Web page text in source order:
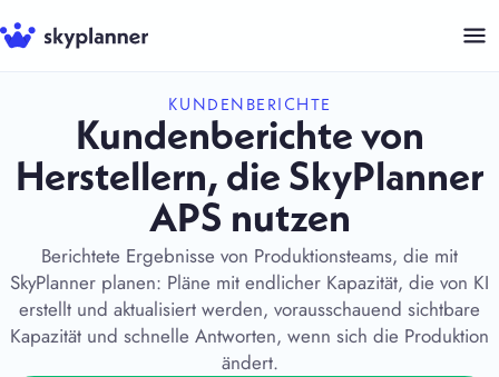
Zum
Inhalt
KUNDENBERICHTE
Kundenberichte von
Herstellern, die SkyPlanner
APS nutzen
Berichtete Ergebnisse von Produktionsteams, die mit
SkyPlanner planen: Pläne mit endlicher Kapazität, die von KI
erstellt und aktualisiert werden, vorausschauend sichtbare
Kapazität und schnelle Antworten, wenn sich die Produktion
ändert.